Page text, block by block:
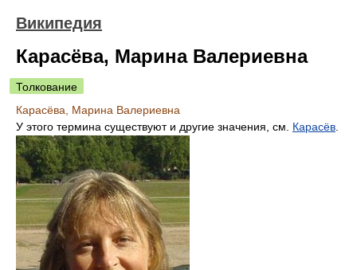
Википедия
Карасёва, Марина Валериевна
Толкование
Карасёва, Марина Валериевна
У этого термина существуют и другие значения, см. Карасёв